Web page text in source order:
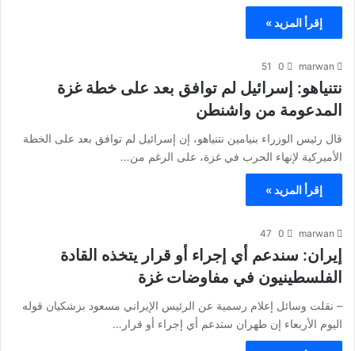
إقرأ المزيد »
marwan
0
51
نتنياهو: إسرائيل لم توافق بعد على خطة غزة
المدعومة من واشنطن
قال رئيس الوزراء بنيامين نتنياهو، إن إسرائيل لم توافق بعد على الخطة
الأميركية لإنهاء الحرب في غزة، على الرغم من…
إقرأ المزيد »
marwan
0
47
إيران: سندعم أي إجراء أو قرار يتخذه القادة
الفلسطينيون في مفاوضات غزة
– نقلت ​وسائل إعلام ‌رسمية عن الرئيس الإيراني ​مسعود بزشكيان ​قوله
اليوم الأربعاء ⁠إن ​طهران ستدعم أي ​إجراء أو قرار…